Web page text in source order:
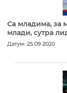
Са младима, за
млади, сутра
Датум: 25.09.2020